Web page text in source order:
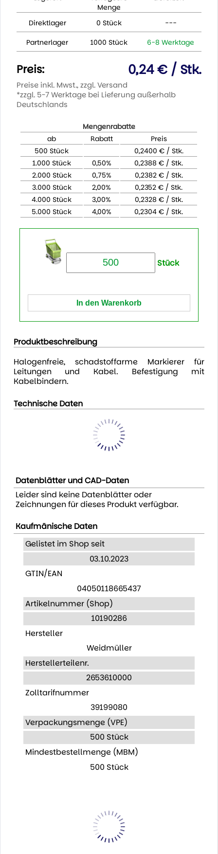
Menge
Direktlager 0 Stück ---
Partnerlager 1000 Stück 6-8 Werktage
Preis: 0,24 € / Stk.
Preise inkl. Mwst., zzgl. Versand
*zzgl. 5-7 Werktage bei Lieferung außerhalb
Deutschlands
Mengenrabatte
ab
Rabatt
Preis
500 Stück
0,2400 € / Stk.
1.000 Stück
0,50%
0,2388 € / Stk.
2.000 Stück
0,75%
0,2382 € / Stk.
3.000 Stück
2,00%
0,2352 € / Stk.
4.000 Stück
3,00%
0,2328 € / Stk.
5.000 Stück
4,00% 0,2304 € / Stk.
Stück
Produktbeschreibung
Halogenfreie, schadstoffarme Markierer für
Leitungen und Kabel. Befestigung mit
Kabelbindern.
Technische Daten
Datenblätter und CAD-Daten
Leider sind keine Datenblätter oder
Zeichnungen für dieses Produkt verfügbar.
Kaufmänische Daten
Gelistet im Shop seit
03.10.2023
GTIN/EAN
04050118665437
Artikelnummer (Shop)
10190286
Hersteller
Weidmüller
Herstellerteilenr.
2653610000
Zolltarifnummer
39199080
Verpackungsmenge (VPE)
500 Stück
Mindestbestellmenge (MBM)
500 Stück